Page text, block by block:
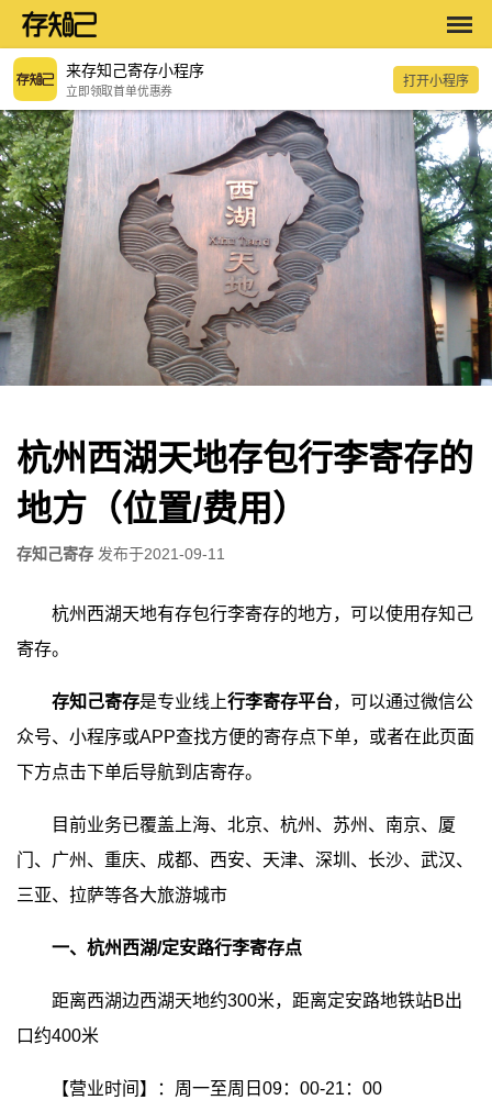
来存知己寄存小程序
立即领取首单优惠券
打开小程序
杭州西湖天地存包行李寄存的
地方（位置/费用）
存知己寄存 发布于2021-09-11
杭州西湖天地有存包行李寄存的地方，可以使用存知己
寄存。
存知己寄存是专业线上行李寄存平台，可以通过微信公
众号、小程序或APP查找方便的寄存点下单，或者在此页面
下方点击下单后导航到店寄存。
目前业务已覆盖上海、北京、杭州、苏州、南京、厦
门、广州、重庆、成都、西安、天津、深圳、长沙、武汉、
三亚、拉萨等各大旅游城市
一、杭州西湖/定安路行李寄存点
距离西湖边西湖天地约300米，距离定安路地铁站B出
口约400米
【营业时间】：周一至周日09：00-21：00